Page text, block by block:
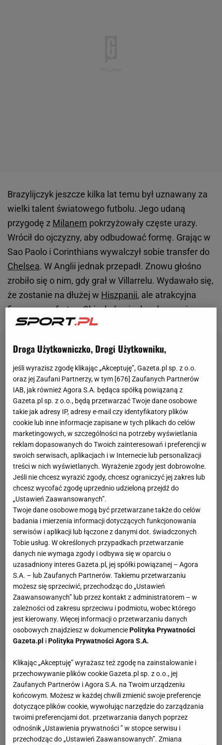
Brazylijczyk jeszcze kilka lat temu był uznawany za
wielki talent światowego futbolu. Jego udaną
przygodę z Milanem pokrzyżowały częste urazy.
Wrócił do ojczyzny, aby odbudować formę. Grając w
Sao Paolo i Corinthians wywalczył sobie transfer do
Chelsea. W Anglii jednak przepadł. Znowu głośno
zrobiło się o nim, gdy grał w Villarrelu. Wydawało się,
że zostanie na dłużej w Hiszpanii, ale atrakcyjna
finansowo oferta z Chin, była nie do odrzucenia.
Kibice Tianjin Quanjian są z tego powodu szczęśliwi.
W niedzielę Pato zdobył piękną bramkę, a
beniaminekligi chińskiej wygrał z Guangzhou
Evergande.
Droga Użytkowniczko, Drogi Użytkowniku,
jeśli wyrazisz zgodę klikając „Akceptuję”, Gazeta.pl sp. z o.o.
oraz jej Zaufani Partnerzy, w tym [676] Zaufanych Partnerów
IAB, jak również Agora S.A. będąca spółką powiązaną z
Gazeta.pl sp. z o.o., będą przetwarzać Twoje dane osobowe
takie jak adresy IP, adresy e-mail czy identyfikatory plików
cookie lub inne informacje zapisane w tych plikach do celów
marketingowych, w szczególności na potrzeby wyświetlania
reklam dopasowanych do Twoich zainteresowań i preferencji w
swoich serwisach, aplikacjach i w Internecie lub personalizacji
treści w nich wyświetlanych. Wyrażenie zgody jest dobrowolne.
Jeśli nie chcesz wyrazić zgody, chcesz ograniczyć jej zakres lub
chcesz wycofać zgodę uprzednio udzieloną przejdź do
„Ustawień Zaawansowanych”.
Twoje dane osobowe mogą być przetwarzane także do celów
badania i mierzenia informacji dotyczących funkcjonowania
serwisów i aplikacji lub łączone z danymi dot. świadczonych
Tobie usług. W określonych przypadkach przetwarzanie
danych nie wymaga zgody i odbywa się w oparciu o
uzasadniony interes Gazeta.pl, jej spółki powiązanej – Agora
S.A. – lub Zaufanych Partnerów. Takiemu przetwarzaniu
możesz się sprzeciwić, przechodząc do „Ustawień
Zaawansowanych” lub przez kontakt z administratorem – w
zależności od zakresu sprzeciwu i podmiotu, wobec którego
jest kierowany. Więcej informacji o przetwarzaniu danych
osobowych znajdziesz w dokumenciePolityka Prywatności
Gazeta.pl iPolityka Prywatności Agora S.A.
Klikając „Akceptuję” wyrażasz też zgodę na zainstalowanie i
przechowywanie plików cookie Gazeta.pl sp. z o.o., jej
Zaufanych Partnerów i Agora S.A. na Twoim urządzeniu
końcowym. Możesz w każdej chwili zmienić swoje preferencje
dotyczące plików cookie, wywołując narzędzie do zarządzania
twoimi preferencjami dot. przetwarzania danych poprzez
odnośnik „Ustawienia prywatności ” w stopce serwisu i
przechodząc do „Ustawień Zaawansowanych”. Zmiana